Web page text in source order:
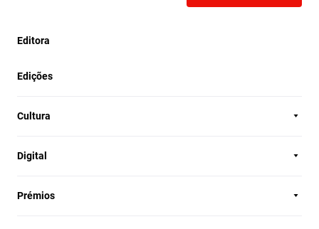
Editora
Edições
Cultura
Digital
Prémios